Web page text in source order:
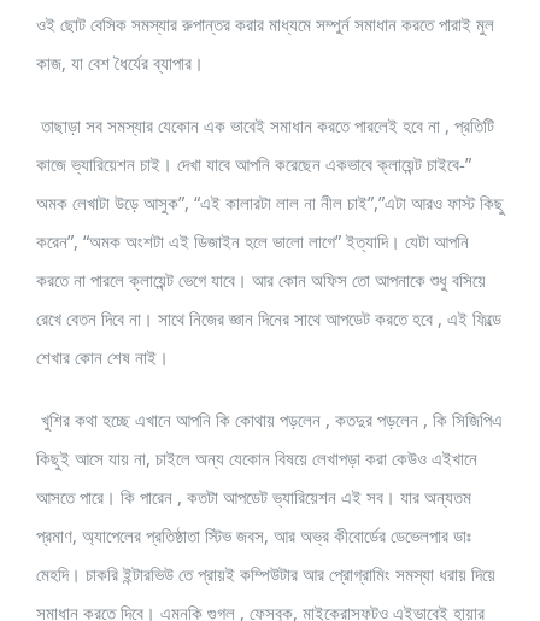
ওই ছোট বেসিক সমস্যার রুপান্তর করার মাধ্যমে সম্পুর্ন সমাধান করতে পারাই মুল
কাজ, যা বেশ ধৈর্যের ব্যাপার।
তাছাড়া সব সমস্যার যেকোন এক ভাবেই সমাধান করতে পারলেই হবে না , প্রতিটি
কাজে ভ্যারিয়েশন চাই। দেখা যাবে আপনি করেছেন একভাবে ক্লায়েন্ট চাইবে-”
অমক লেখাটা উড়ে আসুক”, “এই কালারটা লাল না নীল চাই”,”এটা আরও ফাস্ট কিছু
করেন”, “অমক অংশটা এই ডিজাইন হলে ভালো লাগে” ইত্যাদি। যেটা আপনি
করতে না পারলে ক্লায়েন্ট ভেগে যাবে। আর কোন অফিস তো আপনাকে শুধু বসিয়ে
রেখে বেতন দিবে না। সাথে নিজের জ্ঞান দিনের সাথে আপডেট করতে হবে , এই ফিল্ডে
শেখার কোন শেষ নাই।
খুশির কথা হচ্ছে এখানে আপনি কি কোথায় পড়লেন , কতদুর পড়লেন , কি সিজিপিএ
কিছুই আসে যায় না, চাইলে অন্য যেকোন বিষয়ে লেখাপড়া করা কেউও এইখানে
আসতে পারে। কি পারেন , কতটা আপডেট ভ্যারিয়েশন এই সব। যার অন্যতম
প্রমাণ, অ্যাপেলের প্রতিষ্ঠাতা স্টিভ জবস, আর অভ্র কীবোর্ডের ডেভেলপার ডাঃ
মেহদি। চাকরি ইন্টারভিউ তে প্রায়ই কম্পিউটার আর প্রোগ্রামিং সমস্যা ধরায় দিয়ে
সমাধান করতে দিবে। এমনকি গুগল , ফেসবুক, মাইক্রোসফটও এইভাবেই হায়ার